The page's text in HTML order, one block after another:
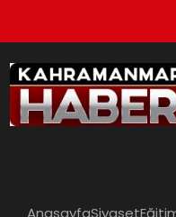
AnasayfaSiyaset